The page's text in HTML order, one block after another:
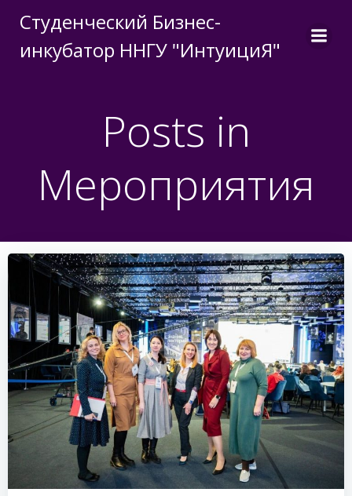
к
содержимому
Студенческий Бизнес-
инкубатор ННГУ "ИнтуициЯ"
Posts in
Мероприятия